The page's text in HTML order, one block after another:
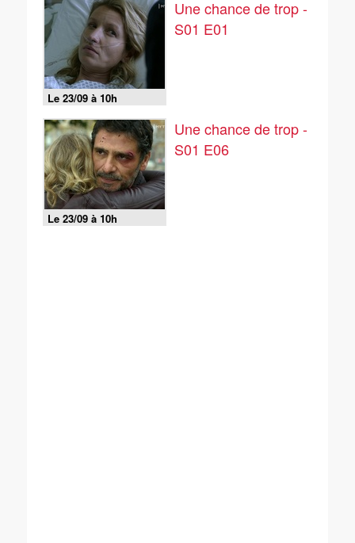
Le 23/09 à 10h
Une chance de trop -
S01 E01
Le 23/09 à 10h
Une chance de trop -
S01 E06